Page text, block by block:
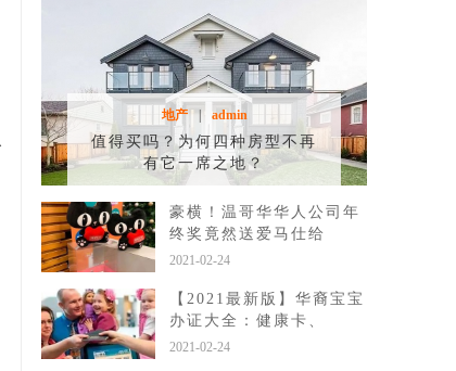
地产 admin
值得买吗？为何四种房型不再
有它一席之地？
豪横！温哥华华人公司年
终奖竟然送爱马仕给
2021-02-24
【2021最新版】华裔宝宝
办证大全：健康卡、
2021-02-24